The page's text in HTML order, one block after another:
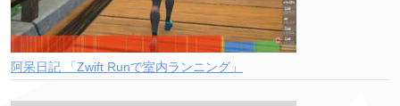
阿呆日記 「Zwift Runで室内ランニング」